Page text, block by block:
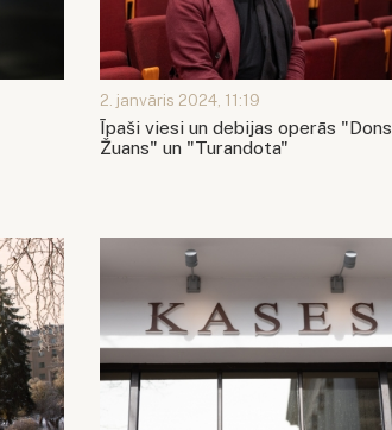
2. janvāris 2024, 11:19
Īpaši viesi un debijas operās "Dons
Žuans" un "Turandota"